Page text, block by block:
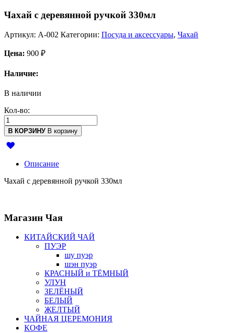
Чахай с деревянной ручкой 330мл
Артикул: А-002 Категории: Посуда и аксессуары, Чахай
Цена: 900 ₽
Наличие:
В наличии
Кол-во:
В КОРЗИНУ В корзину
Описание
Чахай с деревянной ручкой 330мл
Магазин Чая
КИТАЙСКИЙ ЧАЙ
ПУЭР
шу пуэр
шэн пуэр
КРАСНЫЙ и ТЁМНЫЙ
УЛУН
ЗЕЛЁНЫЙ
БЕЛЫЙ
ЖЕЛТЫЙ
ЧАЙНАЯ ЦЕРЕМОНИЯ
КОФЕ